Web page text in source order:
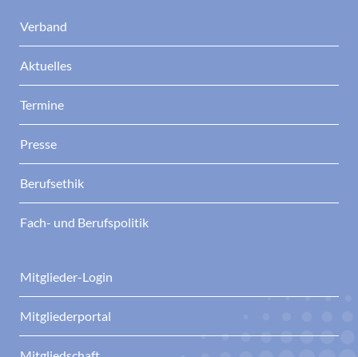
Verband
Aktuelles
Termine
Presse
Berufsethik
Fach- und Berufspolitik
Mitglieder-Login
Mitgliederportal